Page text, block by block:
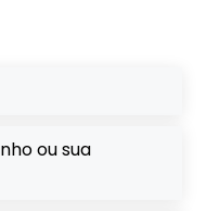
ou sua